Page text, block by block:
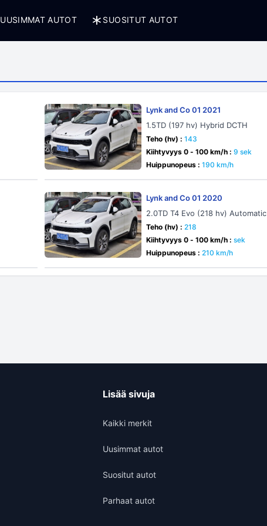
UUSIMMAT AUTOT SUOSITUT AUTOT
Lynk and Co 01 2021
1.5TD (197 hv) Hybrid DCTH
Teho (hv) : 143
Kiihtyvyys 0 - 100 km/h : 9 sek
Huippunopeus : 190 km/h
Lynk and Co 01 2020
2.0TD T4 Evo (218 hv) Automatic
Teho (hv) : 218
Kiihtyvyys 0 - 100 km/h : sek
Huippunopeus : 210 km/h
Lisää sivuja
Kaikki merkit
Uusimmat autot
Suositut autot
Parhaat autot